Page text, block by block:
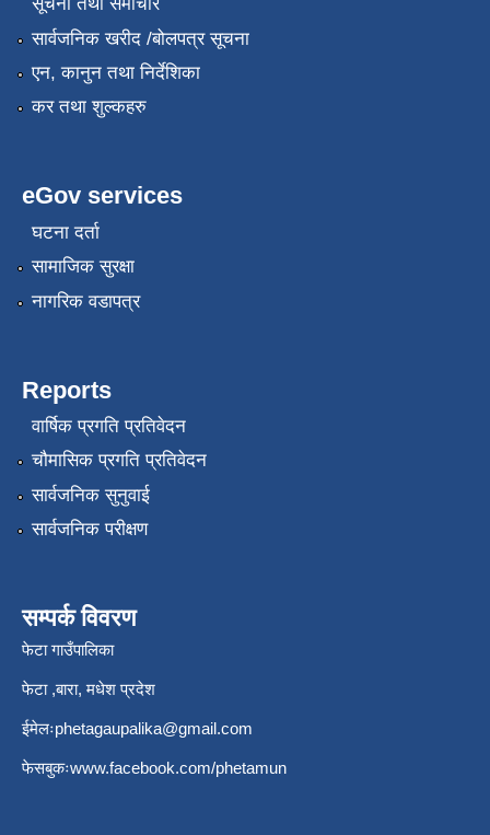
सार्वजनिक खरीद /बोलपत्र सूचना
एन, कानुन तथा निर्देशिका
कर तथा शुल्कहरु
eGov services
घटना दर्ता
सामाजिक सुरक्षा
नागरिक वडापत्र
Reports
वार्षिक प्रगति प्रतिवेदन
चौमासिक प्रगति प्रतिवेदन
सार्वजनिक सुनुवाई
सार्वजनिक परीक्षण
सम्पर्क विवरण
फेटा गाउँपालिका
फेटा ,बारा, मधेश प्रदेश
ईमेलःphetagaupalika@gmail.com
फेसबुकःwww.facebook.com/phetamun